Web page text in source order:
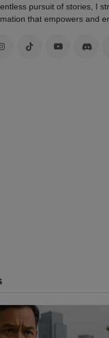
pursuit of stories, I
that empowers and